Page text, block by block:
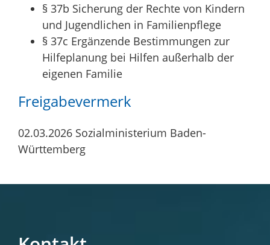
§ 37b Sicherung der Rechte von Kindern
und Jugendlichen in Familienpflege
§ 37c Ergänzende Bestimmungen zur
Hilfeplanung bei Hilfen außerhalb der
eigenen Familie
Freigabevermerk
02.03.2026 Sozialministerium Baden-
Württemberg